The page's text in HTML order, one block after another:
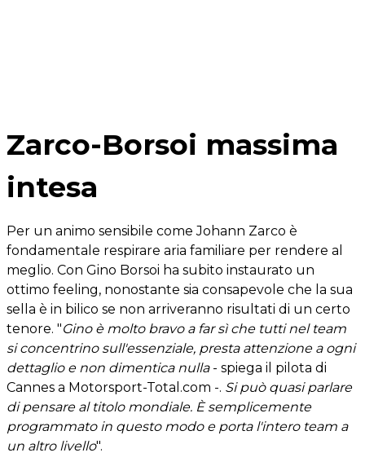
Zarco-Borsoi massima
intesa
Per un animo sensibile come Johann Zarco è
fondamentale respirare aria familiare per rendere al
meglio. Con Gino Borsoi ha subito instaurato un
ottimo feeling, nonostante sia consapevole che la sua
sella è in bilico se non arriveranno risultati di un certo
tenore. "Gino è molto bravo a far sì che tutti nel team
si concentrino sull'essenziale, presta attenzione a ogni
dettaglio e non dimentica nulla- spiega il pilota di
Cannes a Motorsport-Total.com -. Si può quasi parlare
di pensare al titolo mondiale. È semplicemente
programmato in questo modo e porta l'intero team a
un altro livello".